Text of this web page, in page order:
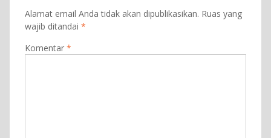
Alamat email Anda tidak akan dipublikasikan. Ruas yang
wajib ditandai *
Komentar *